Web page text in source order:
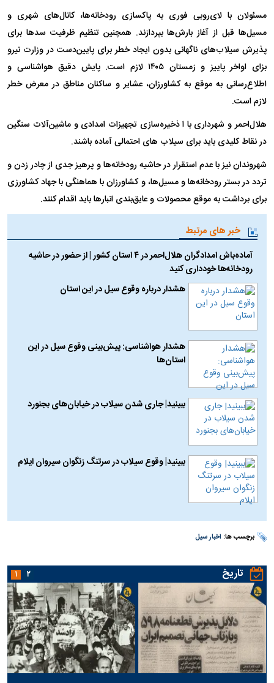
مسئولان با لای‌روبی فوری به پاکسازی رودخانه‌ها، کانال‌های شهری و
مسیل‌ها قبل از آغاز بارش‌ها بپردازند. همچنین تنظیم ظرفیت سدها برای
پذیرش سیلاب‌های ناگهانی بدون ایجاد خطر برای پایین‌دست در وزارت نیرو
بزای اواخر پاییز و زمستان ۱۴۰۵ لازم است. پایش دقیق هواشناسی و
اطلاع‌رسانی به موقع به کشاورزان، عشایر و ساکنان مناطق در معرض خطر
لازم است.
هلال‌احمر و شهرداری‌ با ا ذخیره‌سازی تجهیزات امدادی و ماشین‌آلات سنگین
در نقاط کلیدی باید برای سیلاب های احتمالی آماده باشند.
شهروندان نیز با عدم استقرار در حاشیه رودخانه‌ها و پرهیز جدی از چادر زدن و
تردد در بستر رودخانه‌ها و مسیل‌ها، و کشاورزان با هماهنگی با جهاد کشاورزی
برای برداشت به موقع محصولات و عایق‌بندی انبارها باید اقدام کنند.
خبر های مرتبط
آماده‌باش امدادگران هلال‌احمر در ۴ استان کشور | از حضور در حاشیه
رودخانه‌ها خودداری کنید
هشدار درباره وقوع سیل در این استان
هشدار هواشناسی: پیش‌بینی وقوع سیل در این
استان‌ها
ببینید| جاری شدن سیلاب در خیابان‌های بجنورد
ببینید| وقوع سیلاب در سرتنگ زنگوان سیروان ایلام
برچسب ها: اخبار سیل
تاریخ ۱ ۲